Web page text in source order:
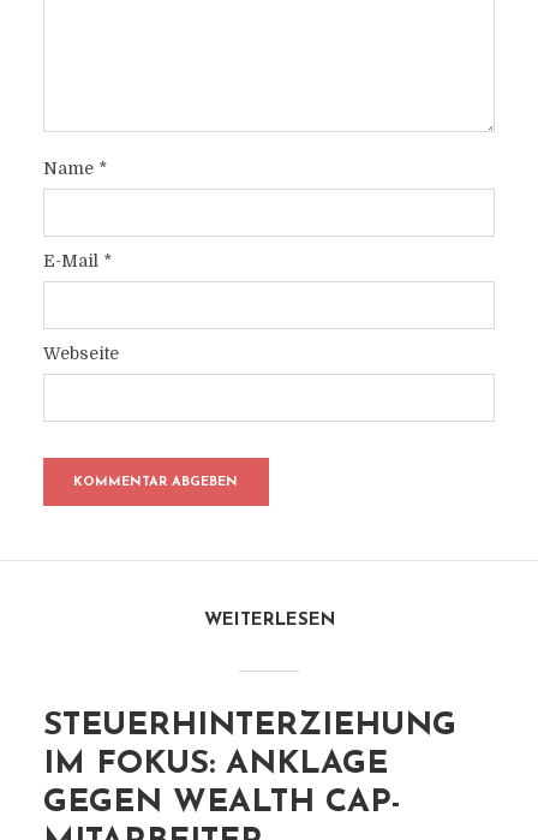
Name*
E-Mail *
Webseite
WEITERLESEN
STEUERHINTERZIEHUNG
IM FOKUS: ANKLAGE
GEGEN WEALTH CAP-